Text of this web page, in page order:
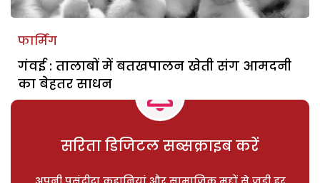
फार्मिंग
गंवई : तालाबों में बतखपालन खेती संग आमदनी
का बेहतर साधन
सरिता डिजिटल सब्सक्राइब करें